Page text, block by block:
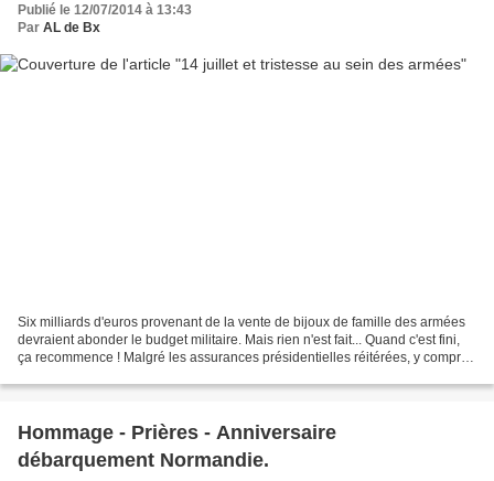
Publié le 12/07/2014 à 13:43
Par AL de Bx
Six milliards d'euros provenant de la vente de bijoux de famille des armées
devraient abonder le budget militaire. Mais rien n'est fait... Quand c'est fini,
ça recommence ! Malgré les assurances présidentielles réitérées, y compris
Hommage - Prières - Anniversaire
débarquement Normandie.